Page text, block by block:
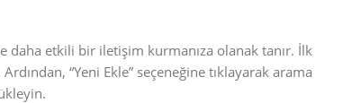
daha etkili bir iletişim kurmanıza olanak tanır. İlk
“Yeni Ekle” seçeneğine tıklayarak arama